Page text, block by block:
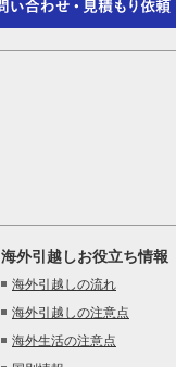
海外引越しお役立ち情報
海外引越しの流れ
海外引越しの注意点
海外生活の注意点